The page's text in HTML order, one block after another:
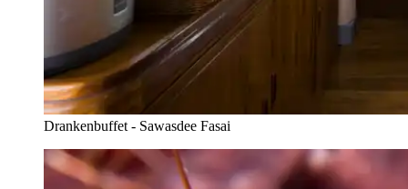
Drankenbuffet - Sawasdee Fasai